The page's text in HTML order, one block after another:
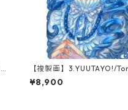
【複製画】3.YUUTAYO!/
Blue(1点限定)
¥8,900